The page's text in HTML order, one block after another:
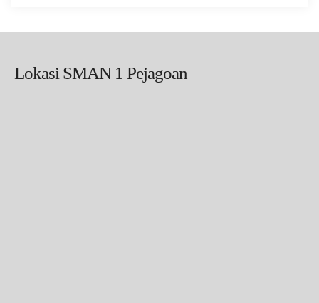
Lokasi SMAN 1 Pejagoan